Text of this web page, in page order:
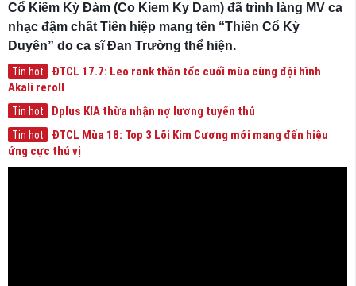
Cổ Kiếm Kỳ Đàm (Co Kiem Ky Dam) đã trình làng MV ca
nhạc đậm chất Tiên hiệp mang tên “Thiên Cổ Kỳ
Duyên” do ca sĩ Đan Trường thể hiện.
Tin hot
ĐTCL 17.7: Leo rank thần tốc cuối mùa cùng đội hình
Akali reroll
Tin hot Dplus KIA thừa nhận nợ lương tuyển thủ
Tin hot
ĐTCL Mùa 18: Top 3 Lõi Kim Cương mới mang đến hiệu
ứng cực thú vị